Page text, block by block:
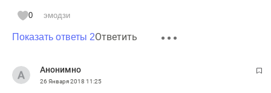
0 эмодзи
Показать ответы 2Ответить
Анонимно
26 Января 2018 11:25